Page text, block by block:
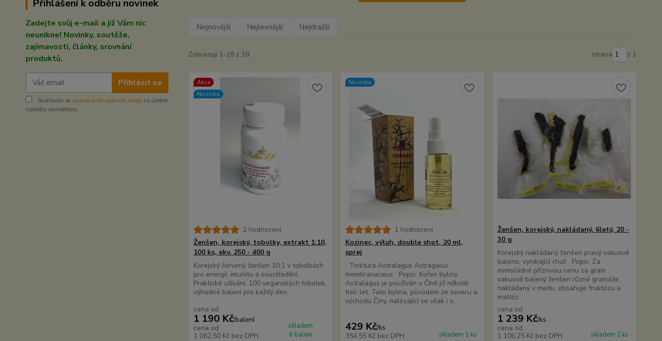
Přihlášení k odběru novinek
Zadejte svůj e-mail a již Vám nic
neunikne! Novinky, soutěže,
zajímavosti, články, srovnání
produktů.
Přihlásit se
Souhlasím se zpracováním osobních údajů za účelem
rozesílky newsletteru.
Nejnovější Nejlevnější Nejdražší
Zobrazuji 1-18 z 18 strana z 1
Akce
Novinka
2 hodnocení
Ženšen, korejský, tobolky, extrakt 1:10,
100 ks, ekv. 250 - 400 g
Korejský červený ženšen 10:1 v tobolkách
pro energii, imunitu a soustředění.
Praktické užívání, 100 veganských tobolek,
výhodné balení pro každý den.
cena od
1 190 Kč/balení
cena od
1 062,50 Kč bez DPH
skladem
6 balení
Novinka
1 hodnocení
Kozinec, výluh, double shot, 20 ml,
sprej
Tinktura Astralagus Astragalus
membranaceus Popis: Kořen byliny
Astralagus je používán v Číně již několik
tisíc let. Tato bylina, původem ze severu a
východu Číny, nalézající se však i v...
429 Kč/ks
354,55 Kč bez DPH skladem 1 ks
Ženšen, korejský, nakládaný, 6letý, 20 -
30 g
Korejský nakládaný ženšen pravý vakuově
baleno, vynikající chuť Popis: Za
mimořádně příznivou cenu za gram
vakuově balený ženšen různé gramáže,
nakládaný v medu, obsahuje fruktózu a
maltóz...
cena od
1 239 Kč/ks
cena od
1 106,25 Kč bez DPH skladem 2 ks